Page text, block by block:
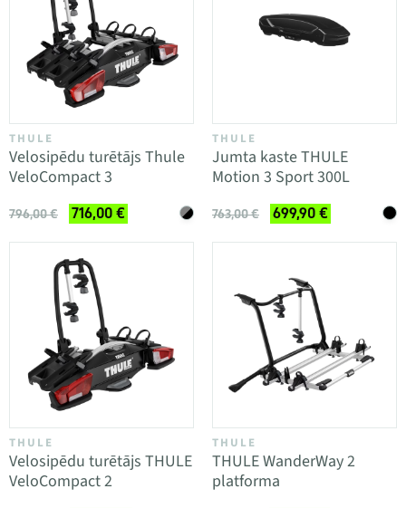
THULE
Velosipēdu turētājs Thule
VeloCompact 3
796,00 € 716,00 €
THULE
Jumta kaste THULE
Motion 3 Sport 300L
763,00 € 699,90 €
THULE
Velosipēdu turētājs THULE
VeloCompact 2
THULE
THULE WanderWay 2
platforma